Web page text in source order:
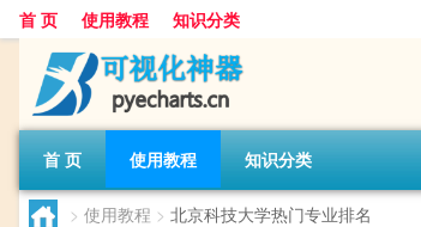
首 页 使用教程 知识分类
首 页 使用教程 知识分类
> 使用教程 > 北京科技大学热门专业排名